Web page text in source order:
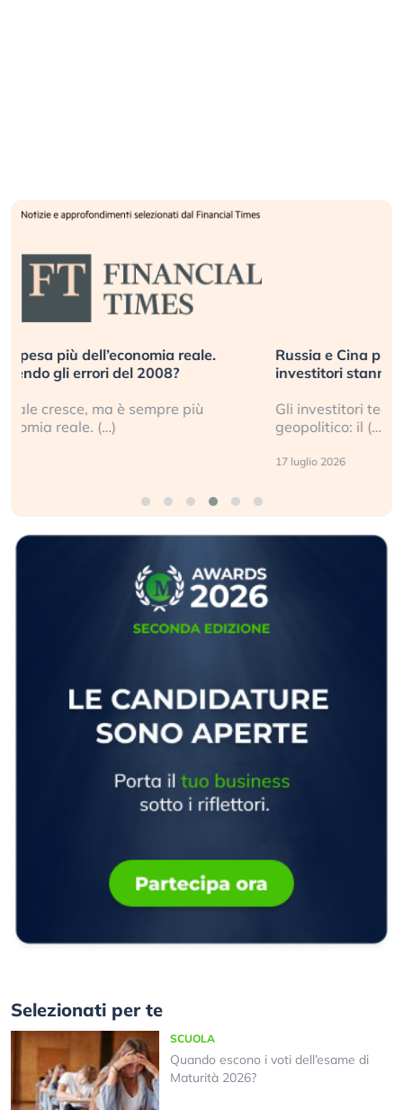
Russia e Cina pronti a spegnere Starlink. Gli
investitori stanno sottovalutando il rischio?
Gli investitori tech continuano a ignorare il rischio
geopolitico: il (…)
Selezionati per te
SCUOLA
Quando escono i voti dell’esame di
Maturità 2026?